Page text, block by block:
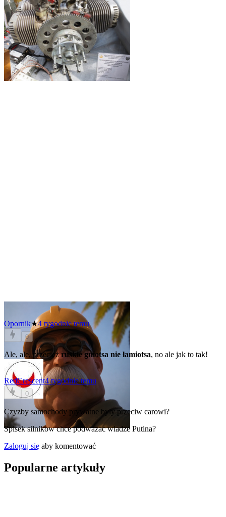
Opornik★4 tygodnie temu
0
Ale, ale, przecieżruskie gniotsa nie łamiotsa, no ale jak to tak!
RedCrescent4 tygodnie temu
0
Czyzby samochody prywatne byly przeciw carowi?
Spisek silnikow chce podwazac wladze Putina?
Zaloguj się aby komentować
Popularne artykuły